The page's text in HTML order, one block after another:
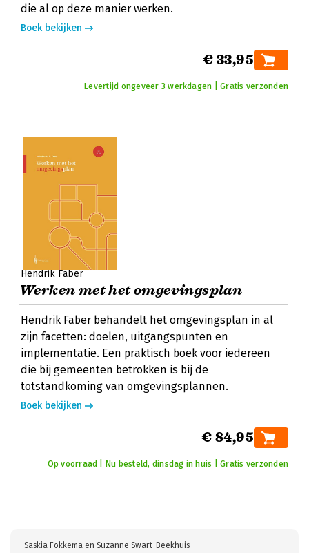
die al op deze manier werken.
Boek bekijken
€ 33,95
Levertijd ongeveer 3 werkdagen | Gratis verzonden
Hendrik Faber
Werken met het omgevingsplan
Hendrik Faber behandelt het omgevingsplan in al
zijn facetten: doelen, uitgangspunten en
implementatie. Een praktisch boek voor iedereen
die bij gemeenten betrokken is bij de
totstandkoming van omgevingsplannen.
Boek bekijken
€ 84,95
Op voorraad | Nu besteld, dinsdag in huis | Gratis verzonden
Saskia Fokkema en Suzanne Swart-Beekhuis